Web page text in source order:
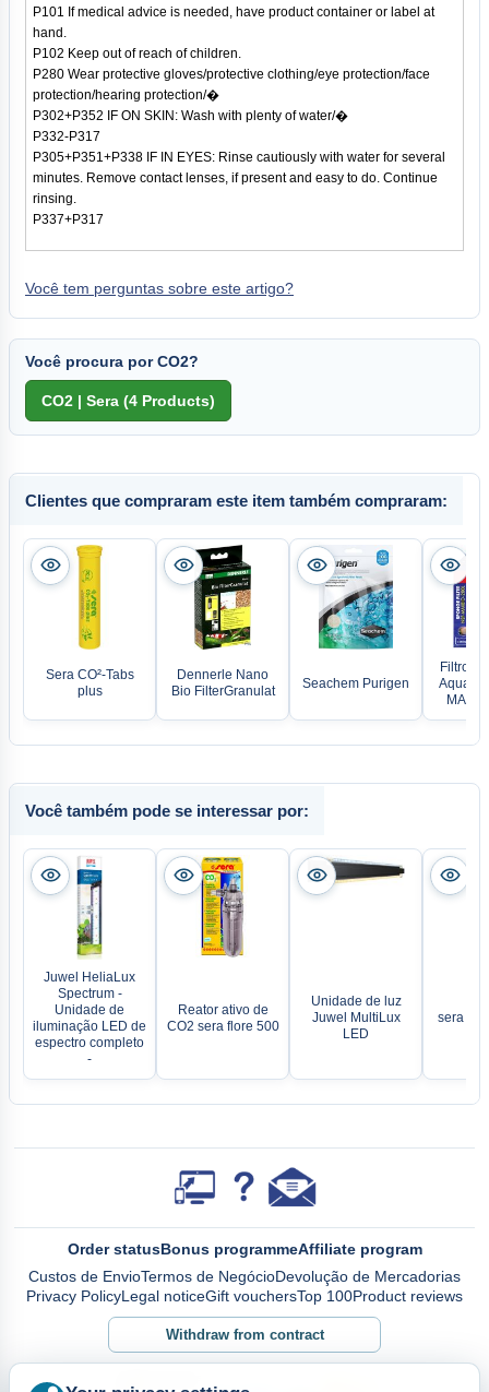
P101 If medical advice is needed, have product container or label at
hand.
P102 Keep out of reach of children.
P280 Wear protective gloves/protective clothing/eye protection/face
protection/hearing protection/�
P302+P352 IF ON SKIN: Wash with plenty of water/�
P332-P317
P305+P351+P338 IF IN EYES: Rinse cautiously with water for several
minutes. Remove contact lenses, if present and easy to do. Continue
rinsing.
P337+P317
Você tem perguntas sobre este artigo?
Você procura por CO2?
Clientes que compraram este item também compraram:
Sera CO²-Tabs
plus
Dennerle Nano
Bio FilterGranulat
Seachem Purigen
Filtro
Aqua
Você também pode se interessar por:
Juwel HeliaLux
Spectrum -
Unidade de
iluminação LED de
espectro completo
-
Reator ativo de
CO2 sera flore 500
Unidade de luz
Juwel MultiLux
LED
sera
Order statusBonus programmeAffiliate program
Custos de EnvioTermos de NegócioDevolução de Mercadorias
Privacy PolicyLegal noticeGift vouchersTop 100Product reviews
Withdraw from contract